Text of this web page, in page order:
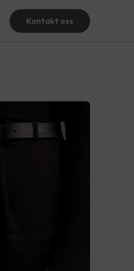
Kontakt oss